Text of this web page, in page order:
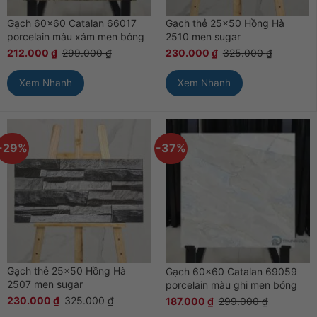
Gạch 60×60 Catalan 66017
porcelain màu xám men bóng
212.000 ₫ 299.000₫
Xem Nhanh
Gạch thẻ 25×50 Hồng Hà
2510 men sugar
230.000 ₫ 325.000₫
Xem Nhanh
Gạch thẻ 25×50 Hồng Hà
2507 men sugar
230.000 ₫ 325.000₫
-37%
Gạch 60×60 Catalan 69059
porcelain màu ghi men bóng
187.000 ₫ 299.000₫